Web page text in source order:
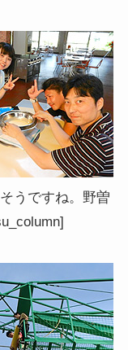
うですね。野曽